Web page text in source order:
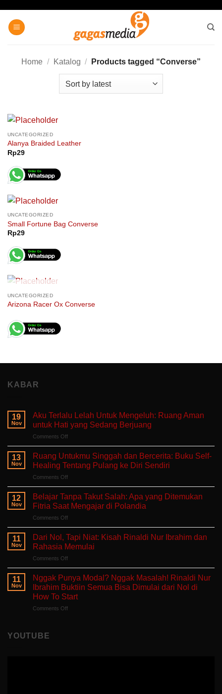
content
Home / Katalog / Products tagged “Converse”
UNCATEGORIZED
Alanya Braided Leather
Rp29
UNCATEGORIZED
Small Fortune Bag Converse
Rp29
UNCATEGORIZED
Arizona Racer Ox Converse
KABAR
19
Nov
Aku Terlalu Lelah Untuk Mengeluh: Ruang Aman
untuk Hati yang Sedang Berjuang
Comments Offon
Terlalu
Untuk
Mengeluh:
Ruang
Aman
untuk
Sedang
Berjuang
13
Nov
Ruang Untukmu Singgah dan Bercerita: Buku Self-
Healing Tentang Pulang ke Diri Sendiri
Comments Offon
Untukmu
Singgah
dan
Bercerita:
Buku
Self-
Healing
ke
Diri
Sendiri
12
Nov
Belajar Tanpa Takut Salah: Apa yang Ditemukan
Fitria Saat Mengajar di Polandia
Comments Offon
Tanpa
Takut
Salah:
Apa
yang
Ditemukan
Fitria
Saat
Mengajar
di
11
Nov
Dari Nol, Tapi Niat: Kisah Rinaldi Nur Ibrahim dan
Rahasia Memulai
Comments Offon
Tapi
Niat:
Kisah
Rinaldi
11
Nov
Nggak Punya Modal? Nggak Masalah! Rinaldi Nur
Ibrahim Buktiin Semua Bisa Dimulai dari Nol di
How To Start
Comments Offon
YOUTUBE